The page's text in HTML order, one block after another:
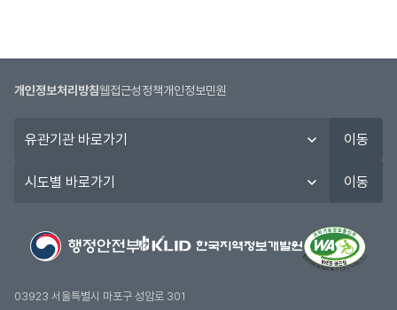
개인정보처리방침웹접근성정책개인정보민원
관
이동
도
기
이동
03923 서울특별시 마포구 성암로 301